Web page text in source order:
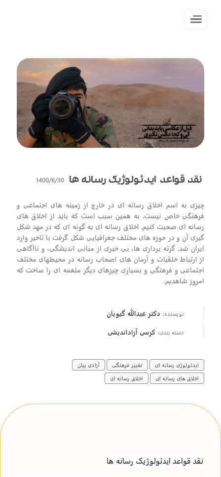
نقد قواعد ایدئولوژیک رسانه ها 1400/6/30
چیزی به اسم اخلاق رسانه ای در خارج از زمینه های اجتماعی و
فرهنگی خاص نیست. به همین سبب است که باید از اخلاق های
رسانه ای صحبت کنیم. اخلاق رسانه ای به گونه ای که در مهد شکل
گیری آن و در حوزه های مختلف جغرافیایی شکل گرفت با تاخیر وارد
ایران شد. گرته برداری ها، بی خبری از مبانی اندیشگی، و ناآگاهی
از ارتباط خلقیات و آرمان های اصحاب رسانه در محیطهای مختلف
اجتماعی و فرهنگی و بسیاری چیزهای دیگر ملغمه ای را ساخت که
امروز شاهدیم.
نویسنده: دکتر عبدالله گیویان
دسته بندی: کرسی آزاداندیشی
ایدئولوژی رسانه ای تغییر فرهنگی
آزادی بیان
اخلاق های رسانه ای
اخلاق رسانه ای
نقد قواعد ایدئولوژیک رسانه ها